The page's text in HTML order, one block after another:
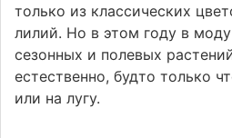
только из классических
лилий. Но в этом году в
сезонных и полевых
естественно, будто только
или на лугу.